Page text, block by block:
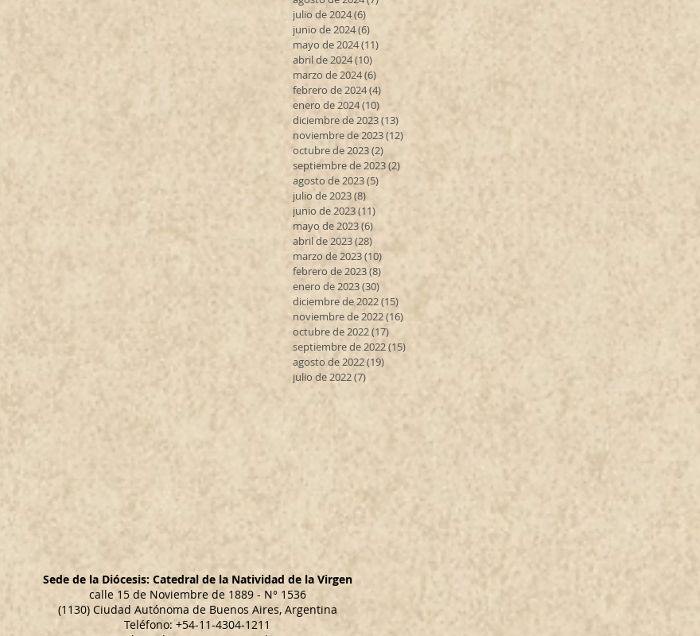
julio de 2024(6) 6 entradas
junio de 2024(6) 6 entradas
mayo de 2024(11) 11 entradas
abril de 2024(10)
marzo de 2024(6)
febrero de 2024(4)
enero de 2024(10) 10 entradas
diciembre de 2023(13) 13 entradas
noviembre de 2023(12)
octubre de 2023(2)
septiembre de 2023(2)
agosto de 2023(5)
julio de 2023(8)
junio de 2023(11)
mayo de 2023(6) 6 entradas
abril de 2023(28)
marzo de 2023(10) 10 entradas
febrero de 2023(8)
enero de 2023(30)
diciembre de 2022(15)
noviembre de 2022(16)
octubre de 2022(17)
septiembre de 2022(15)
agosto de 2022(19)
julio de 2022(7)
Sede de la Diócesis: Catedral de la Natividad de la Virgen
calle 15 de Noviembre de 1889 - N° 1536
(1130) Ciudad Autónoma de Buenos Aires, Argentina
Teléfono: +54-11-4304-1211